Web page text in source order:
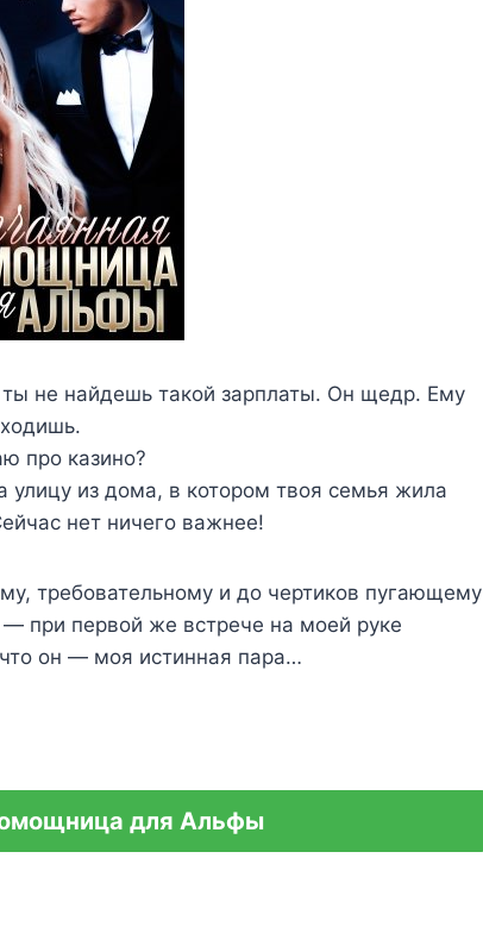
не найдешь такой зарплаты. Он щедр. Ему
про казино?
из дома, в котором твоя семья жила
нет ничего важнее!
требовательному и до чертиков пугающему
при первой же встрече на моей руке
он — моя истинная пара…
для Альфы